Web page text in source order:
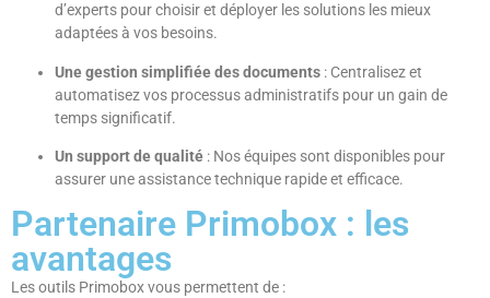
d’experts pour choisir et déployer les solutions les mieux
adaptées à vos besoins.
Une gestion simplifiée des documents : Centralisez et
automatisez vos processus administratifs pour un gain de
temps significatif.
Un support de qualité : Nos équipes sont disponibles pour
assurer une assistance technique rapide et efficace.
Partenaire Primobox : les
avantages
Les outils Primobox vous permettent de :